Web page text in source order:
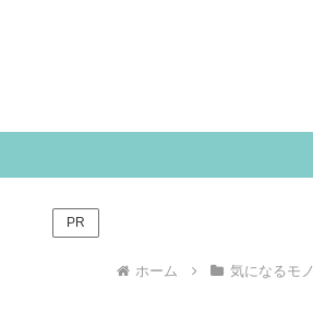
PR
ホーム 気になるモノ